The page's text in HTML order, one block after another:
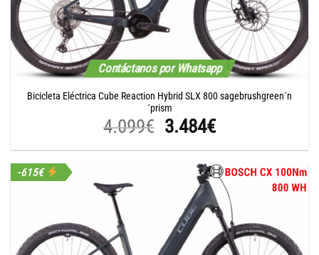
Contáctanos por Whatsapp
Bicicleta Eléctrica Cube Reaction Hybrid SLX 800 sagebrushgreen´n
´prism
4.099€ El
precio
original
4.099€.
3.484€El
precio
actual
es:
3.484€.
-615€